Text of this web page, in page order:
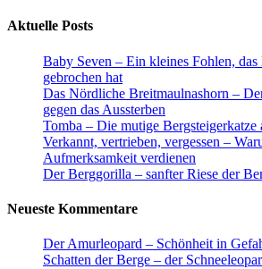
Aktuelle Posts
Baby Seven – Ein kleines Fohlen,
gebrochen hat
Das Nördliche Breitmaulnashorn –
gegen das Aussterben
Tomba – Die mutige Bergsteigerkatze
Verkannt, vertrieben, vergessen –
Aufmerksamkeit verdienen
Der Berggorilla – sanfter Riese der
Neueste Kommentare
Der Amurleopard – Schönheit in
Schatten der Berge – der